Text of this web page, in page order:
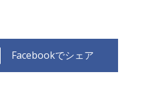
Facebookでシェア